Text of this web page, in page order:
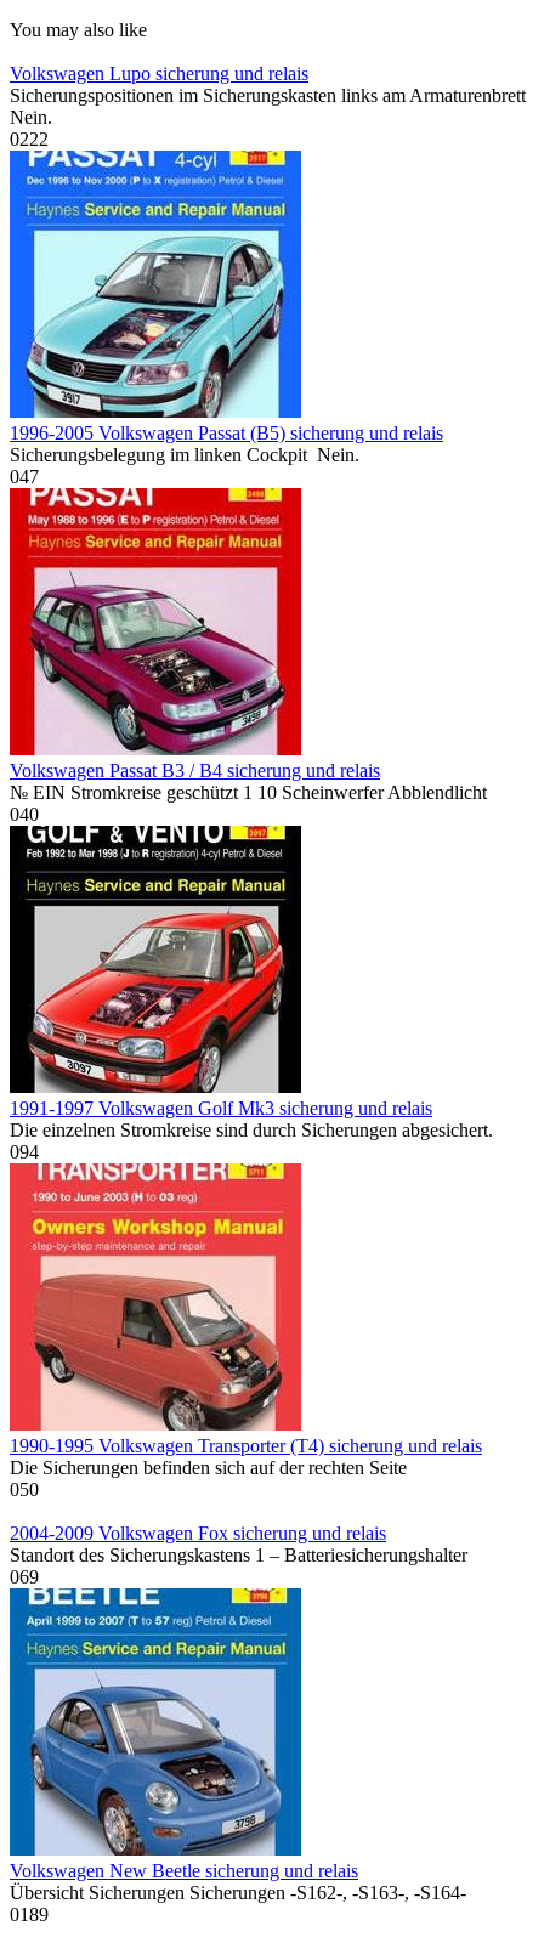
You may also like
Volkswagen Lupo sicherung und relais
Sicherungspositionen im Sicherungskasten links am Armaturenbrett
Nein.
0222
1996-2005 Volkswagen Passat (B5) sicherung und relais
Sicherungsbelegung im linken Cockpit Nein.
047
Volkswagen Passat B3 / B4 sicherung und relais
№ EIN Stromkreise geschützt 1 10 Scheinwerfer Abblendlicht
040
1991-1997 Volkswagen Golf Mk3 sicherung und relais
Die einzelnen Stromkreise sind durch Sicherungen abgesichert.
094
1990-1995 Volkswagen Transporter (T4) sicherung und relais
Die Sicherungen befinden sich auf der rechten Seite
050
2004-2009 Volkswagen Fox sicherung und relais
Standort des Sicherungskastens 1 – Batteriesicherungshalter
069
Volkswagen New Beetle sicherung und relais
Übersicht Sicherungen Sicherungen -S162-, -S163-, -S164-
0189